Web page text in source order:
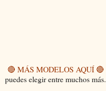
🔴 MÁS MODELOS AQUÍ 🔴
puedes elegir entre muchos más.